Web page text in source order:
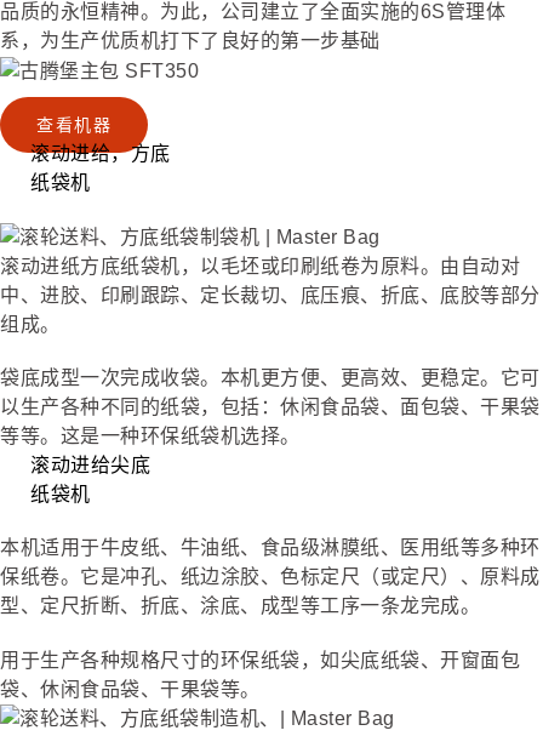
品质的永恒精神。为此，公司建立了全面实施的6S管理体
系，为生产优质机打下了良好的第一步基础
查看机器
滚动进给，方底
纸袋机
滚动进纸方底纸袋机，以毛坯或印刷纸卷为原料。由自动对
中、进胶、印刷跟踪、定长裁切、底压痕、折底、底胶等部分
组成。
袋底成型一次完成收袋。本机更方便、更高效、更稳定。它可
以生产各种不同的纸袋，包括：休闲食品袋、面包袋、干果袋
等等。这是一种环保纸袋机选择。
滚动进给尖底
纸袋机
本机适用于牛皮纸、牛油纸、食品级淋膜纸、医用纸等多种环
保纸卷。它是冲孔、纸边涂胶、色标定尺（或定尺）、原料成
型、定尺折断、折底、涂底、成型等工序一条龙完成。
用于生产各种规格尺寸的环保纸袋，如尖底纸袋、开窗面包
袋、休闲食品袋、干果袋等。